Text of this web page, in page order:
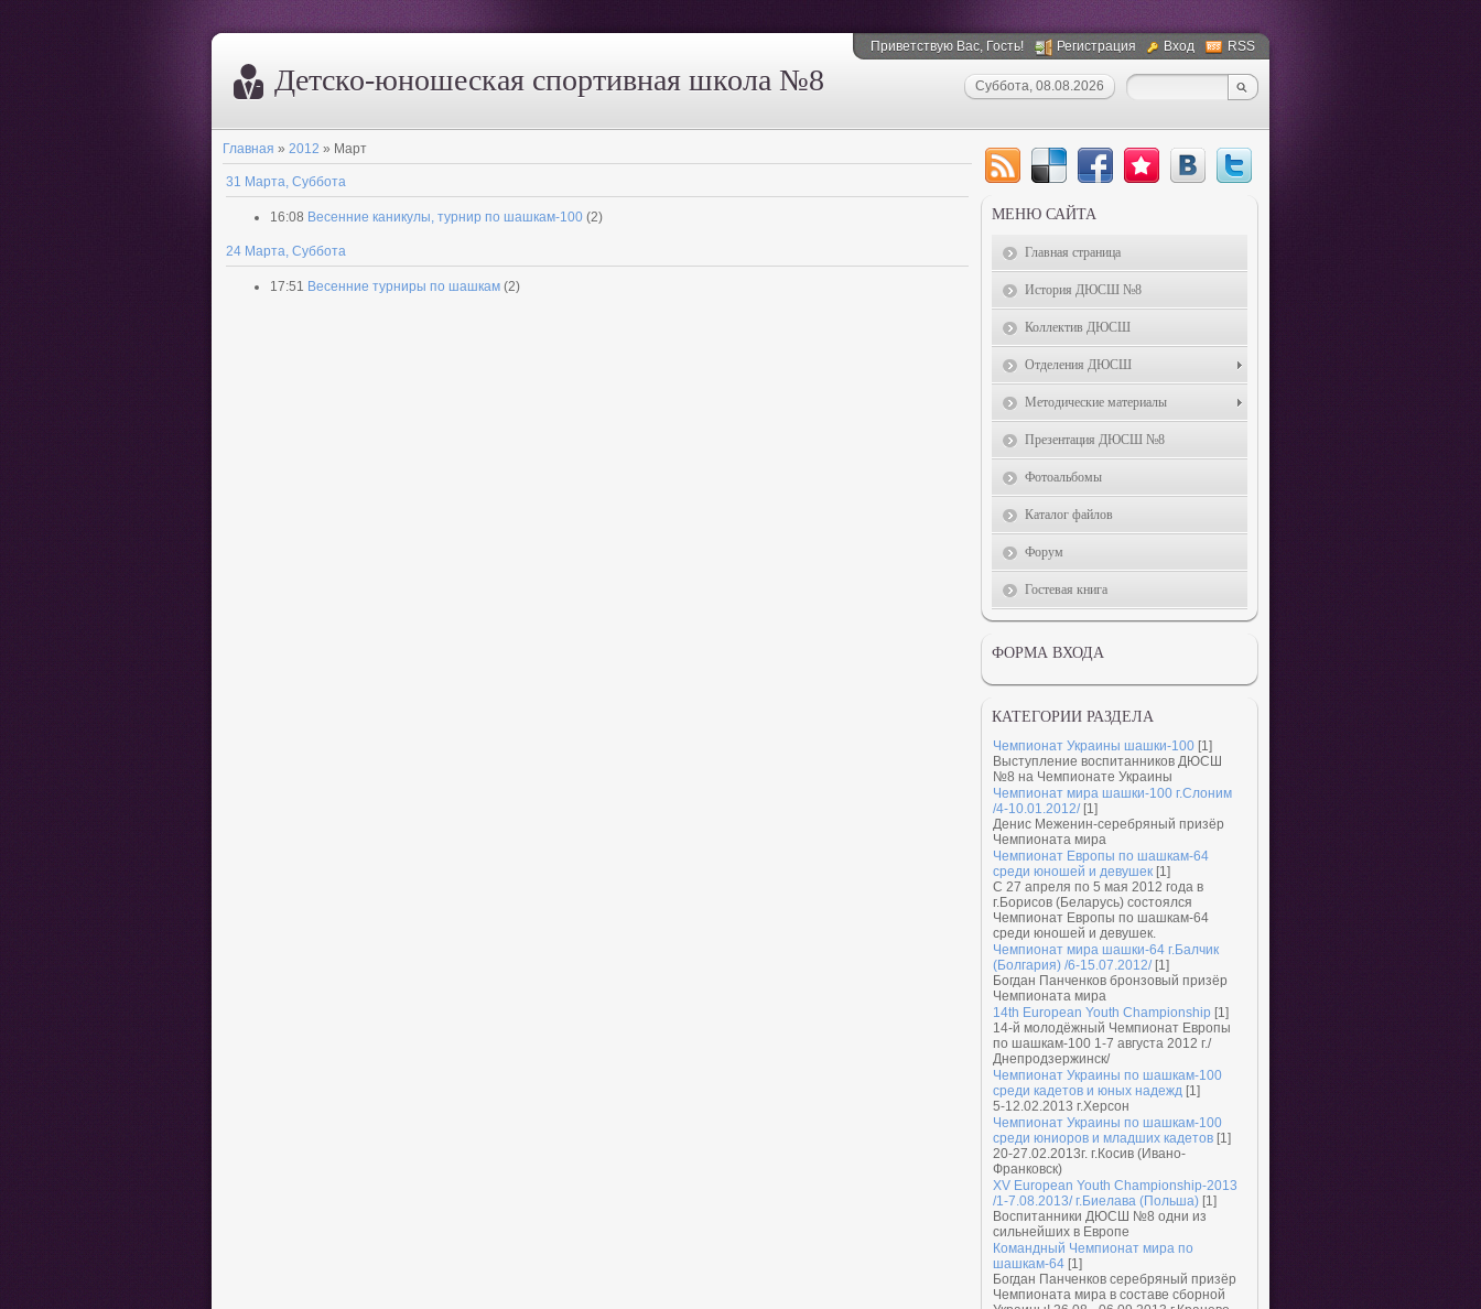
Приветствую Вас, Гость! Регистрация Вход RSS
Дeтско-юношеская спортивная школа №8 Суббота, 08.08.2026
Главная » 2012 » Март
31 Марта, Суббота
16:08 Весенние каникулы, турнир по шашкам-100 (2)
24 Марта, Суббота
17:51 Весенние турниры по шашкам (2)
МЕНЮ САЙТА
Главная страница
История ДЮСШ №8
Коллектив ДЮСШ
Отделения ДЮСШ
Методические материалы
Презентация ДЮСШ №8
Фотоальбомы
Каталог файлов
Форум
Гостевая книга
ФОРМА ВХОДА
КАТЕГОРИИ РАЗДЕЛА
Чемпионат Украины шашки-100 [1]
Выступление воспитанников ДЮСШ
№8 на Чемпионате Украины
Чемпионат мира шашки-100 г.Слоним
/4-10.01.2012/ [1]
Денис Меженин-серебряный призёр
Чемпионата мира
Чемпионат Европы по шашкам-64
среди юношей и девушек [1]
C 27 апреля по 5 мая 2012 года в
г.Борисов (Беларусь) состоялся
Чемпионат Европы по шашкам-64
среди юношей и девушек.
Чемпионат мира шашки-64 г.Балчик
(Болгария) /6-15.07.2012/ [1]
Богдан Панченков бронзовый призёр
Чемпионата мира
14th European Youth Championship [1]
14-й молодёжный Чемпионат Европы
по шашкам-100 1-7 августа 2012 г./
Днепродзержинск/
Чемпионат Украины по шашкам-100
среди кадетов и юных надежд [1]
5-12.02.2013 г.Херсон
Чемпионат Украины по шашкам-100
среди юниоров и младших кадетов [1]
20-27.02.2013г. г.Косив (Ивано-
Франковск)
XV European Youth Championship-2013
/1-7.08.2013/ г.Биелава (Польша) [1]
Воспитанники ДЮСШ №8 одни из
сильнейших в Европе
Командный Чемпионат мира по
шашкам-64 [1]
Богдан Панченков серебряный призёр
Чемпионата мира в составе сборной